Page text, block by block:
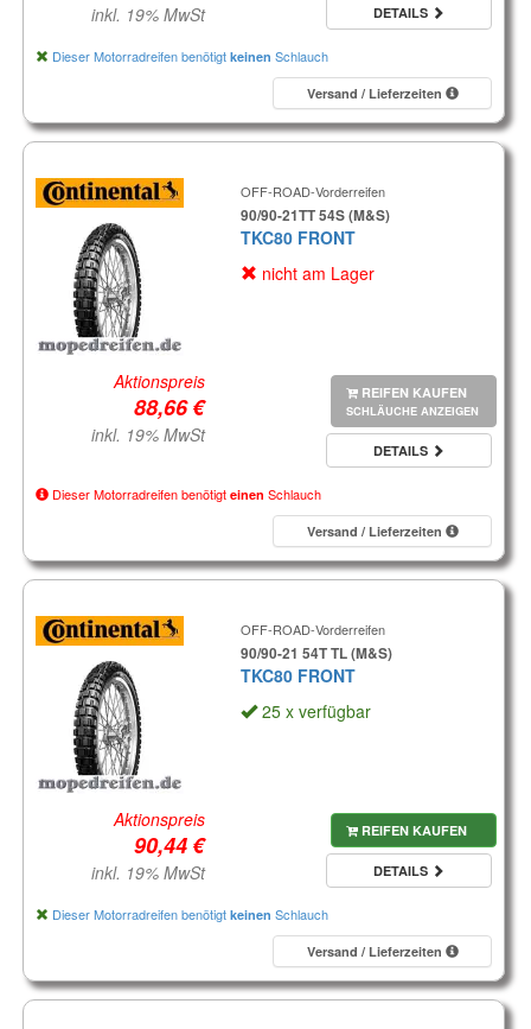
inkl. 19% MwSt DETAILS
Dieser Motorradreifen benötigt keinen Schlauch
Versand / Lieferzeiten
OFF-ROAD-Vorderreifen
90/90-21TT 54S (M&S)
TKC80 FRONT
nicht am Lager
Aktionspreis
inkl. 19% MwSt
REIFEN KAUFEN
SCHLÄUCHE ANZEIGEN
DETAILS
Dieser Motorradreifen benötigt einen Schlauch
Versand / Lieferzeiten
OFF-ROAD-Vorderreifen
90/90-21 54T TL (M&S)
TKC80 FRONT
25 x verfügbar
Aktionspreis
inkl. 19% MwSt
REIFEN KAUFEN
DETAILS
Dieser Motorradreifen benötigt keinen Schlauch
Versand / Lieferzeiten